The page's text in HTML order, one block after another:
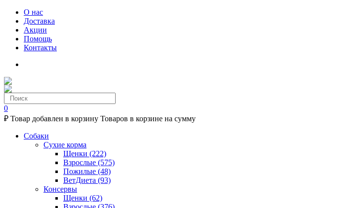
О нас
Доставка
Акции
Помощь
Контакты
0
₽ Товар добавлен в корзину Товаров в корзине на сумму
Собаки
Сухие корма
Щенки (222)
Взрослые (575)
Пожилые (48)
ВетДиета (93)
Консервы
Щенки (62)